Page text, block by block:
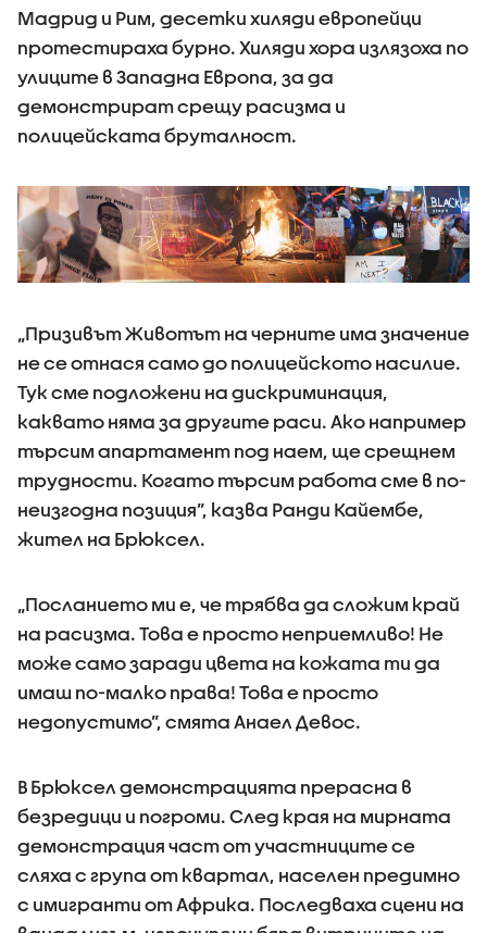
Мадрид и Рим, десетки хиляди европейци
протестираха бурно. Хиляди хора излязоха по
улиците в Западна Европа, за да
демонстрират срещу расизма и
полицейската бруталност.
„Призивът Животът на черните има значение
не се отнася само до полицейското насилие.
Тук сме подложени на дискриминация,
каквато няма за другите раси. Ако например
търсим апартамент под наем, ще срещнем
трудности. Когато търсим работа сме в по-
неизгодна позиция”, казва Ранди Кайембе,
жител на Брюксел.
„Посланието ми е, че трябва да сложим край
на расизма. Това е просто неприемливо! Не
може само заради цвета на кожата ти да
имаш по-малко права! Това е просто
недопустимо”, смята Анаел Девос.
В Брюксел демонстрацията прерасна в
безредици и погроми. След края на мирната
демонстрация част от участниците се
сляха с група от квартал, населен предимно
с имигранти от Африка. Последваха сцени на